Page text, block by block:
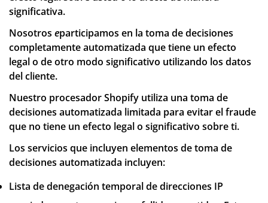
significativa.
Nosotros eparticipamos en la toma de decisiones
completamente automatizada que tiene un efecto
legal o de otro modo significativo utilizando los datos
del cliente.
Nuestro procesador Shopify utiliza una toma de
decisiones automatizada limitada para evitar el fraude
que no tiene un efecto legal o significativo sobre ti.
Los servicios que incluyen elementos de toma de
decisiones automatizada incluyen:
Lista de denegación temporal de direcciones IP